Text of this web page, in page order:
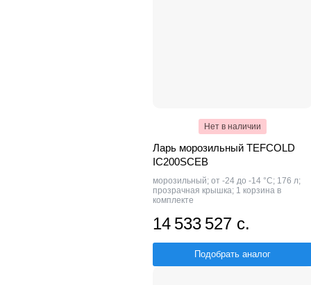
Нет в наличии
Ларь морозильный TEFCOLD
IC200SCEB
морозильный; от -24 до -14 °С; 176 л;
прозрачная крышка; 1 корзина в
комплекте
14 533 527 с.
Подобрать аналог